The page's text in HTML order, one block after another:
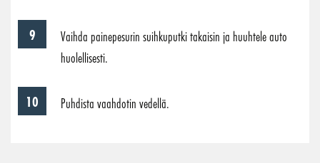
Vaihda painepesurin suihkuputki takaisin ja huuhtele auto
huolellisesti.
Puhdista vaahdotin vedellä.